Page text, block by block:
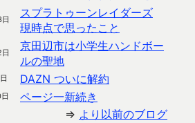
スプラトゥーンレイダーズ
現時点で思ったこと
京田辺市は小学生ハンドボー
ルの聖地
DAZN ついに解約
ページ一新続き
⇒ より以前のブログ